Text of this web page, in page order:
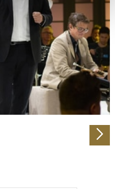
identifizieren
Ihre persönlichen Daten
Sie Ihre Präferenzen im
und Anzeigen zu
soziale Medien anbieten
unsere Website zu
wir Informationen zu Ihrer
an unsere Partner für
Analysen weiter. Unsere
möglicherweise mit